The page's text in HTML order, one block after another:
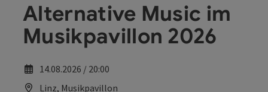
Alternative Music im
Musikpavillon 2026
14.08.2026 / 20:00
Linz, Musikpavillon